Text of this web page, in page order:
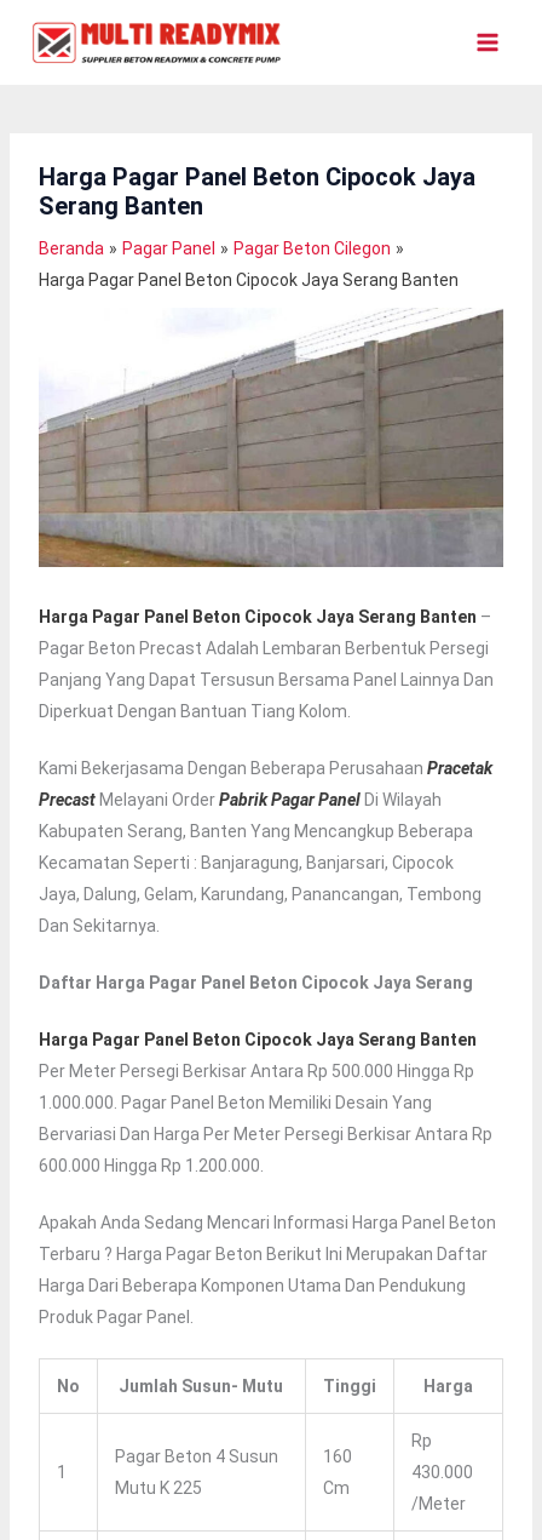
Harga Pagar Panel Beton Cipocok Jaya
Serang Banten
Beranda Pagar Panel
Pagar Beton Cilegon
Harga Pagar Panel Beton Cipocok Jaya Serang Banten
Harga Pagar Panel Beton Cipocok Jaya Serang Banten –
Pagar Beton Precast Adalah Lembaran Berbentuk Persegi
Panjang Yang Dapat Tersusun Bersama Panel Lainnya Dan
Diperkuat Dengan Bantuan Tiang Kolom.
Kami Bekerjasama Dengan Beberapa Perusahaan Pracetak
PrecastMelayani OrderPabrik Pagar PanelDi Wilayah
Kabupaten Serang, Banten Yang Mencangkup Beberapa
Kecamatan Seperti : Banjaragung, Banjarsari, Cipocok
Jaya, Dalung, Gelam, Karundang, Panancangan, Tembong
Dan Sekitarnya.
Daftar Harga Pagar Panel Beton Cipocok Jaya Serang
Harga Pagar Panel Beton Cipocok Jaya Serang Banten
Per Meter Persegi Berkisar Antara Rp 500.000 Hingga Rp
1.000.000. Pagar Panel Beton Memiliki Desain Yang
Bervariasi Dan Harga Per Meter Persegi Berkisar Antara Rp
600.000 Hingga Rp 1.200.000.
Apakah Anda Sedang Mencari Informasi Harga Panel Beton
Terbaru ? Harga Pagar Beton Berikut Ini Merupakan Daftar
Harga Dari Beberapa Komponen Utama Dan Pendukung
Produk Pagar Panel.
No Jumlah Susun- Mutu Tinggi Harga
1
Pagar Beton 4 Susun
Mutu K 225
160
Cm
Rp
430.000
/meter